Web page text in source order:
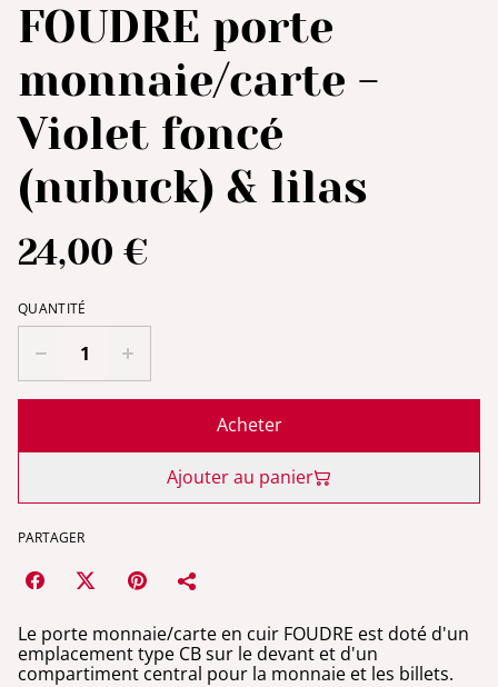
FOUDRE porte
monnaie/carte -
Violet foncé
(nubuck) & lilas
24,00 €
QUANTITÉ
Acheter
Ajouter au panier
PARTAGER
Le porte monnaie/carte en cuir FOUDRE est doté d'un
emplacement type CB sur le devant et d'un
compartiment central pour la monnaie et les billets.